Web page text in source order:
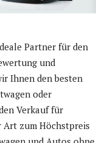
Partner für den
und
Ihnen den besten
oder
Verkauf für
zum Höchstpreis